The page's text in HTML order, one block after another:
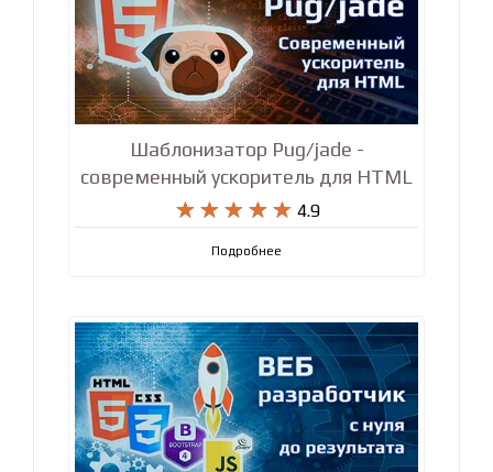
Шаблонизатор Pug/jade -
современный ускоритель для HTML
    
     4.9
Подробнее